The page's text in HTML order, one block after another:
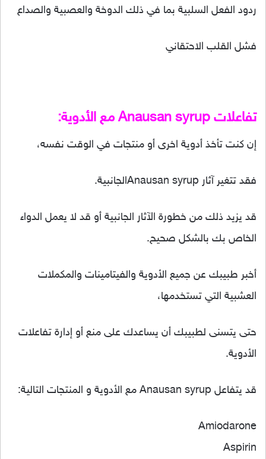
ردود الفعل السلبية بما في ذلك الدوخة والعصبية والصداع
فشل القلب الاحتقاني
تفاعلات Anausan syrup مع الأدوية:
إن كنت تأخذ أدوية اخرى أو منتجات في الوقت نفسه،
فقد تتغير آثار Anausan syrupالجانبية.
قد يزيد ذلك من خطورة الآثار الجانبية أو قد لا يعمل الدواء
الخاص بك بالشكل صحيح.
أخبر طبيبك عن جميع الأدوية والفيتامينات والمكملات
العشبية التي تستخدمها،
حتى يتسنى لطبيبك أن يساعدك على منع أو إدارة تفاعلات
الأدوية.
قد يتفاعل Anausan syrup مع الأدوية و المنتجات التالية:
Amiodarone
Aspirin